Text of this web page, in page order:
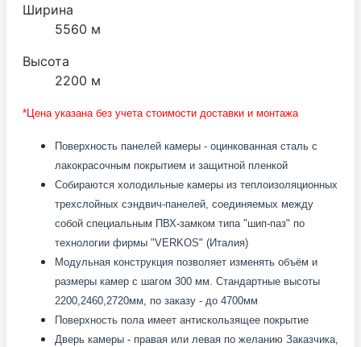
Ширина
5560 м
Высота
2200 м
*Цена указана без учета стоимости доставки и монтажа
Поверхность панелей камеры - оцинкованная сталь с
лакокрасочным покрытием и защитной пленкой
Собираются холодильные камеры из теплоизоляционных
трехслойных сэндвич-панелей, соединяемых между
собой специальным ПВХ-замком типа "шип-паз" по
технологии фирмы "VERKOS" (Италия)
Модульная конструкция позволяет изменять объём и
размеры камер с шагом 300 мм. Стандартные высоты
2200,2460,2720мм, по заказу - до 4700мм
Поверхность пола имеет антискользящее покрытие
Дверь камеры - правая или левая по желанию Заказчика,